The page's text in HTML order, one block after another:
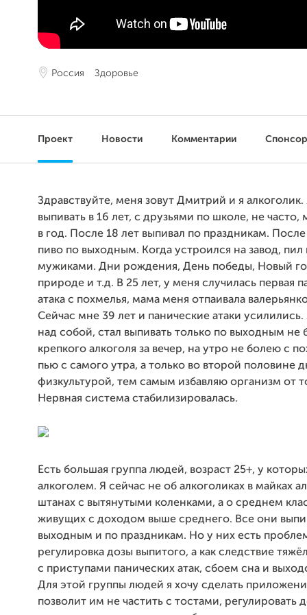
Россия Здоровье
Проект Новости Комментарии
Здравствуйте, меня зовут Дмитрий и я алкоголик.
выпивать в 16 лет, с друзьями по школе, не часто,
в год. После 18 лет выпивал по праздникам.
пиво по выходным. Когда устроился на завод,
мужиками. Дни рождения, День победы, Новый
природе и т.д. В 25 лет, у меня случилась первая
атака с похмелья, мама меня отпаивала
Сейчас мне 39 лет и панические атаки
над собой, стал выпивать только по выходным не
крепкого алкоголя за вечер, на утро не болею с
пью с самого утра, а только во второй половине
физкультурой, тем самым избавляю организм от
Нервная система стабилизировалась.
Есть большая группа людей, возраст 25+, у
алкоголем. Я сейчас не об алкоголиках в майках
штанах с вытянутыми коленками, а о среднем
живущих с доходом выше среднего. Все они
выходным и по праздникам. Но у них есть
регулировка дозы выпитого, а как следствие
с приступами панических атак, сбоем сна и
Для этой группы людей я хочу сделать
позволит им не частить с тостами, регулировать